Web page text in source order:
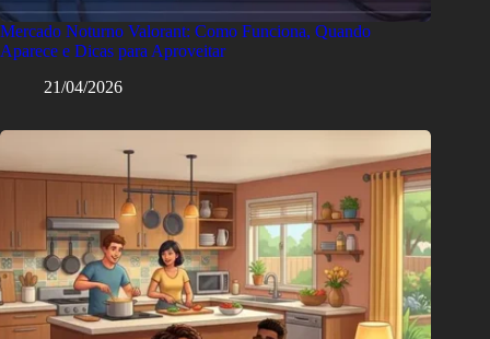
Mercado Noturno Valorant: Como Funciona, Quando
Aparece e Dicas para Aproveitar
21/04/2026